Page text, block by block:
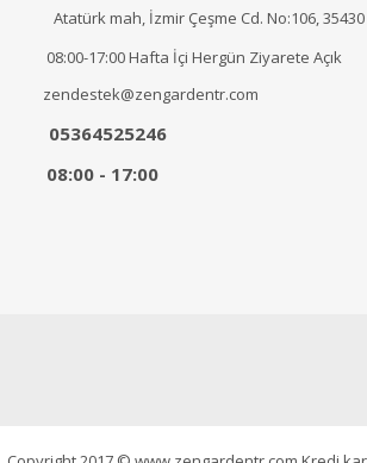
Atatürk mah, İzmir Çeşme Cd. No:106,
08:00-17:00 Hafta İçi Hergün Ziyarete Açık
zendestek@zengardentr.com
05364525246
08:00 - 17:00